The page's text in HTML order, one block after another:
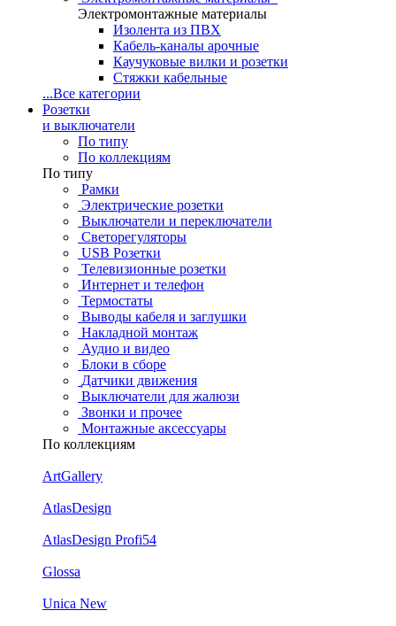
Электромонтажные материалы
Изолента из ПВХ
Кабель-каналы арочные
Каучуковые вилки и розетки
Стяжки кабельные
...Все категории
Розетки
и выключатели
По типу
По коллекциям
По типу
Рамки
Электрические розетки
Выключатели и переключатели
Светорегуляторы
USB Розетки
Телевизионные розетки
Интернет и телефон
Термостаты
Выводы кабеля и заглушки
Накладной монтаж
Аудио и видео
Блоки в сборе
Датчики движения
Выключатели для жалюзи
Звонки и прочее
Монтажные аксессуары
По коллекциям
ArtGallery
AtlasDesign
AtlasDesign Profi54
Glossa
Unica New